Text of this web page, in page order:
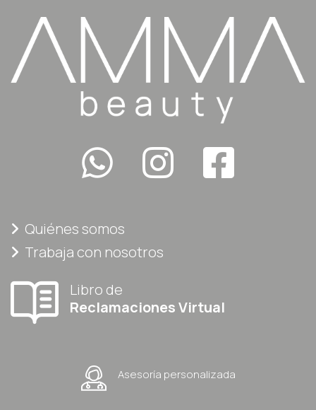
Quiénes somos
Trabaja con nosotros
Libro de
Reclamaciones Virtual
Asesoría personalizada